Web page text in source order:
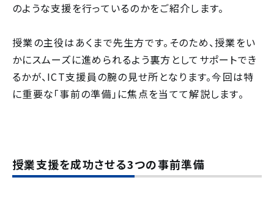
のような支援を行っているのかをご紹介します。
授業の主役はあくまで先生方です。そのため、授業をい
かにスムーズに進められるよう裏方としてサポートでき
るかが、ICT支援員の腕の見せ所となります。今回は特
に重要な「事前の準備」に焦点を当てて解説します。
授業支援を成功させる3つの事前準備